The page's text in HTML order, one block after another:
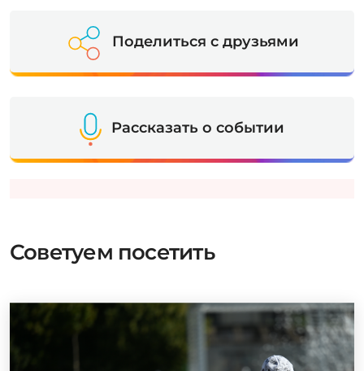
Поделиться с друзьями
Рассказать о событии
Советуем посетить